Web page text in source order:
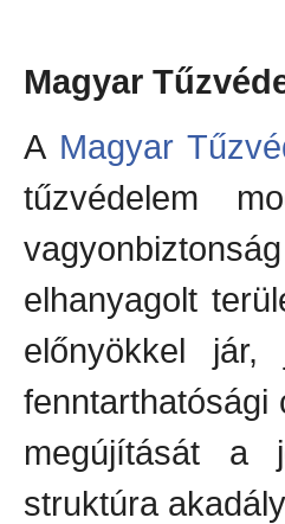
Magyar
A Magyar
tűzvédelem
elhanyagolt
előnyökkel jár,
fenntarthatósági
megújítását a
struktúra